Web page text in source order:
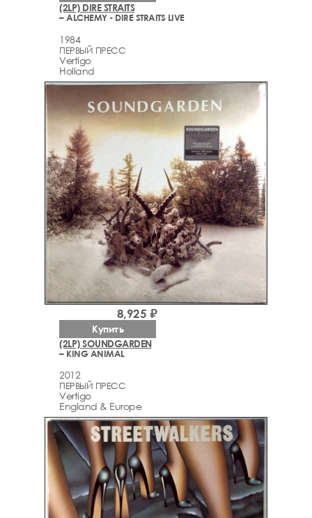
(2LP) DIRE STRAITS
– ALCHEMY - DIRE STRAITS LIVE
1984
ПЕРВЫЙ ПРЕСС
Vertigo
Holland
(2LP) SOUNDGARDEN
– KING ANIMAL
2012
ПЕРВЫЙ ПРЕСС
Vertigo
England & Europe
8,925 ₽
Купить